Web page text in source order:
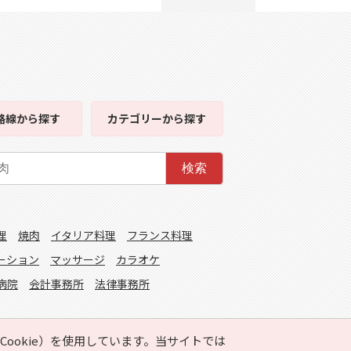
）を使用しています。当サイトでは
線から探す カテゴリーから探す
検索
焼肉 イタリア料理
フランス料理
ション マッサージ
カラオケ
院 会計事務所 法律事務所